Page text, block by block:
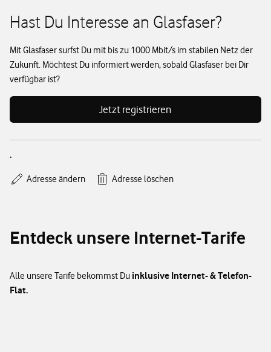
Hast Du Interesse an Glasfaser?
Mit Glasfaser surfst Du mit bis zu 1000 Mbit/s im stabilen Netz der
Zukunft. Möchtest Du informiert werden, sobald Glasfaser bei Dir
verfügbar ist?
Jetzt registrieren
.
Adresse ändern Adresse löschen
Entdeck unsere Internet-Tarife
Alle unsere Tarife bekommst Du inklusive Internet- & Telefon-
Flat.